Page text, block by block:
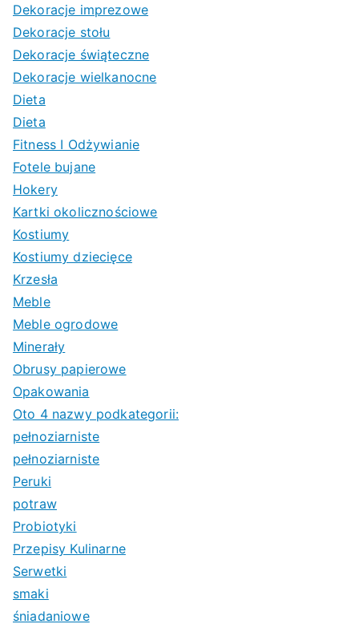
Dekoracje imprezowe
Dekoracje stołu
Dekoracje świąteczne
Dekoracje wielkanocne
Dieta
Dieta
Fitness I Odżywianie
Fotele bujane
Hokery
Kartki okolicznościowe
Kostiumy
Kostiumy dziecięce
Krzesła
Meble
Meble ogrodowe
Minerały
Obrusy papierowe
Opakowania
Oto 4 nazwy podkategorii:
pełnoziarniste
pełnoziarniste
Peruki
potraw
Probiotyki
Przepisy Kulinarne
Serwetki
smaki
śniadaniowe